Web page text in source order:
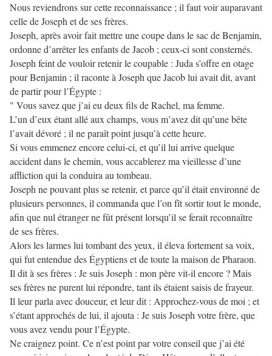
Nous reviendrons sur cette reconnaissance ; il faut voir auparavant
celle de Joseph et de ses frères.
Joseph, après avoir fait mettre une coupe dans le sac de Benjamin,
ordonne d’arrêter les enfants de Jacob ; ceux-ci sont consternés.
Joseph feint de vouloir retenir le coupable : Juda s’offre en otage
pour Benjamin ; il raconte à Joseph que Jacob lui avait dit, avant
de partir pour l’Égypte :
" Vous savez que j’ai eu deux fils de Rachel, ma femme.
L’un d’eux étant allé aux champs, vous m’avez dit qu’une bête
l’avait dévoré ; il ne paraît point jusqu’à cette heure.
Si vous emmenez encore celui-ci, et qu’il lui arrive quelque
accident dans le chemin, vous accablerez ma vieillesse d’une
affliction qui la conduira au tombeau.
Joseph ne pouvant plus se retenir, et parce qu’il était environné de
plusieurs personnes, il commanda que l’on fît sortir tout le monde,
afin que nul étranger ne fût présent lorsqu’il se ferait reconnaître
de ses frères.
Alors les larmes lui tombant des yeux, il éleva fortement sa voix,
qui fut entendue des Égyptiens et de toute la maison de Pharaon.
Il dit à ses frères : Je suis Joseph : mon père vit-il encore ? Mais
ses frères ne purent lui répondre, tant ils étaient saisis de frayeur.
Il leur parla avec douceur, et leur dit : Approchez-vous de moi ; et
s’étant approchés de lui, il ajouta : Je suis Joseph votre frère, que
vous avez vendu pour l’Égypte.
Ne craignez point. Ce n’est point par votre conseil que j’ai été